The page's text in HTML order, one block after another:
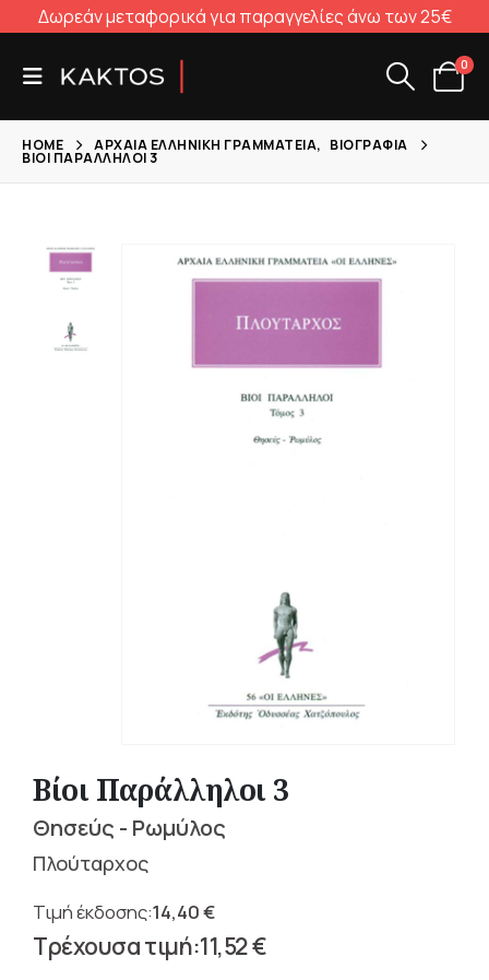
Δωρεάν μεταφορικά για παραγγελίες άνω των 25€
0
HOME ΑΡΧΑΊΑ ΕΛΛΗΝΙΚΉ ΓΡΑΜΜΑΤΕΊΑ, ΒΙΟΓΡΑΦΊΑ
ΒΊΟΙ ΠΑΡΆΛΛΗΛΟΙ 3
Βίοι Παράλληλοι 3
Θησεύς - Ρωμύλος
Πλούταρχος
14,40€
Original
price 11,52€